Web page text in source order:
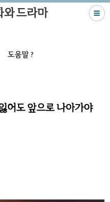
와 드라마
도움말 ?
어도 앞으로 나아가야